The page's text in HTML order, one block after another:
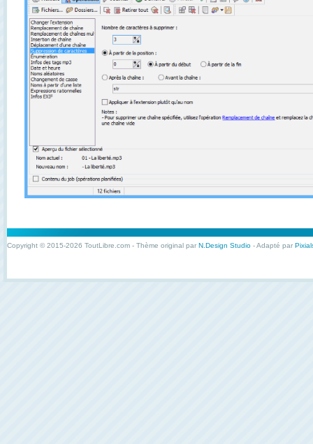
Copyright © 2015-2026 ToutLibre.com - Thème original par N.Design Studio - Adapté par